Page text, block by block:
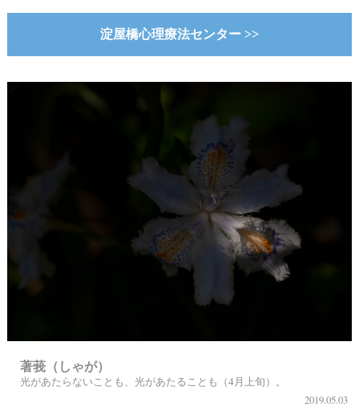
淀屋橋心理療法センター >>
著莪（しゃが）
光があたらないことも、光があたることも（4月上旬）。
2019.05.03